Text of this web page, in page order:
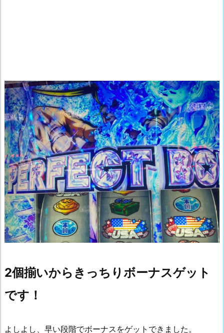
2個揃いからきっちりボーナスゲット
です！
よしよし、早い段階でボーナスをゲットできました。